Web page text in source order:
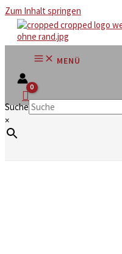
Zum Inhalt springen
MENÜ
Suche
×